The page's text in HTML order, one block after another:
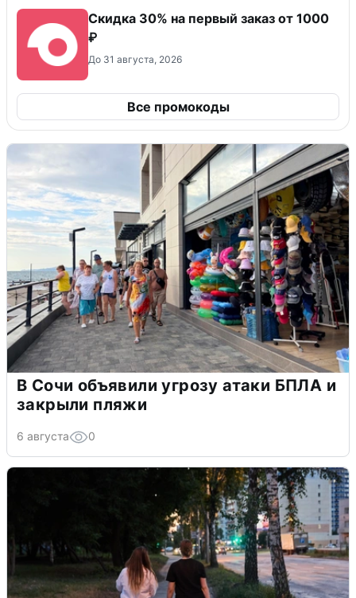
Скидка 30% на первый заказ от 1000
₽
До 31 августа, 2026
Все промокоды
В Сочи объявили угрозу атаки БПЛА и
закрыли пляжи
6 августа 0